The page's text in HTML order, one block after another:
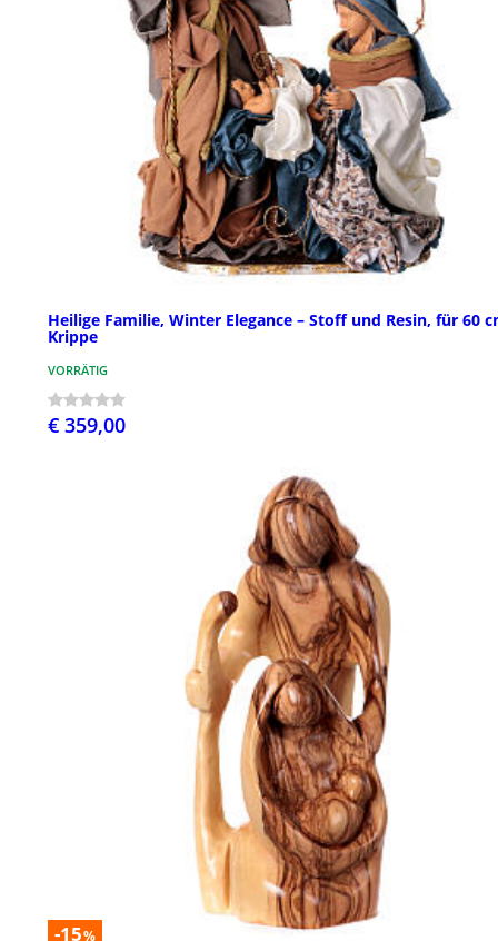
Heilige Familie, Winter Elegance – Stoff und Resin, für 60
Krippe
VORRÄTIG
€ 359,00
-15%